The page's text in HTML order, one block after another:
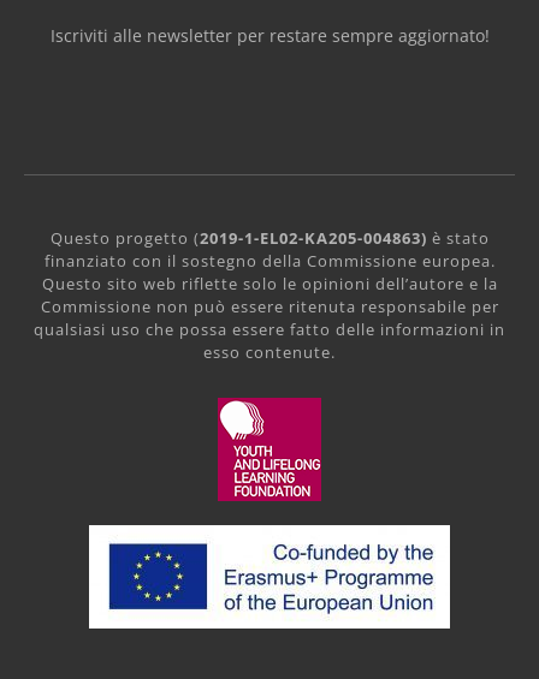
Iscriviti alle newsletter per restare sempre aggiornato!
Questo progetto (2019-1-EL02-KA205-004863) è stato
finanziato con il sostegno della Commissione europea.
Questo sito web riflette solo le opinioni dell’autore e la
Commissione non può essere ritenuta responsabile per
qualsiasi uso che possa essere fatto delle informazioni in
esso contenute.